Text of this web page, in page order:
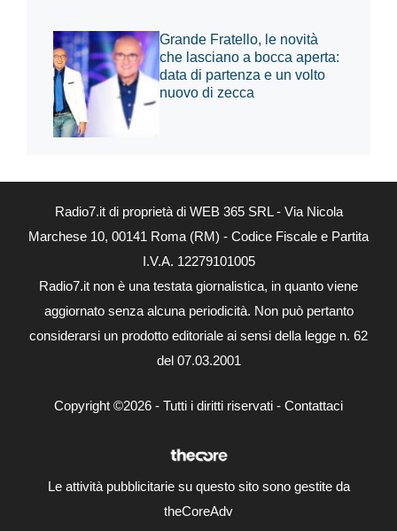
Grande Fratello, le novità
che lasciano a bocca aperta:
data di partenza e un volto
nuovo di zecca
Radio7.it di proprietà di WEB 365 SRL - Via Nicola
Marchese 10, 00141 Roma (RM) - Codice Fiscale e Partita
I.V.A. 12279101005
Radio7.it non è una testata giornalistica, in quanto viene
aggiornato senza alcuna periodicità. Non può pertanto
considerarsi un prodotto editoriale ai sensi della legge n. 62
del 07.03.2001
Copyright ©2026 - Tutti i diritti riservati - Contattaci
Le attività pubblicitarie su questo sito sono gestite da
theCoreAdv